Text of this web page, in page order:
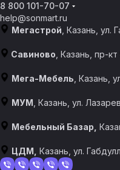
8 800 101-70-07
help@sonmart.ru
Мегастрой , Казань, ул.
Савиново , Казань, пр-
Мега-Мебель , Казань,
МУМ , Казань, ул.
Мебельный Базар,
ЦДМ, Казань, ул.